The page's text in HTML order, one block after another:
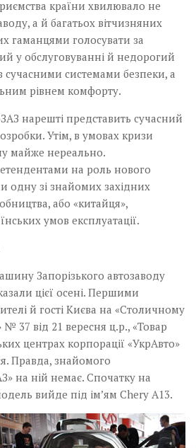
країни хвилювало не
а й багатьох вітчизняних
гаманцями голосувати за
у обслуговуванні й недорогий
сучасними системами безпеки, а
рівнем комфорту.
нарешті представить сучасний
Утім, в умовах кризи
майже нереально.
на роль нового
одну зі знайомих західних
або «китайця»,
умов експлуатації.
Запорізького автозаводу
цієї осені. Першими
й гості Києва на «Столичному
37 від 21 вересня ц.р., «Товар
центрах корпорації «УкрАвто»
Правда, знайомого
на ній немає. Спочатку на
вийде під ім’ям Chery A13.